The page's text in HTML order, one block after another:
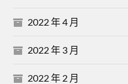
2022 年 4 月
2022 年 3 月
2022 年 2 月